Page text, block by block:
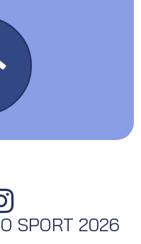
SPORT 2026